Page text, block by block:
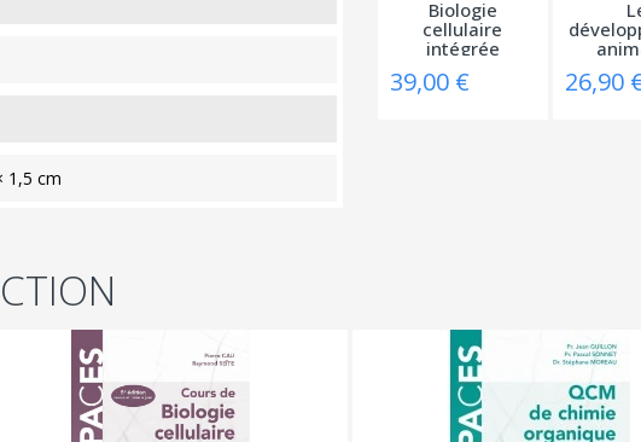
1,5 cm
Biologie
cellulaire
intégrée
39,00 € 26,90